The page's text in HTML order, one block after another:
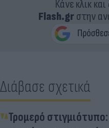
Κάνε κλικ
Flash.grστην
Διάβασε σχετικά
Τρομερό